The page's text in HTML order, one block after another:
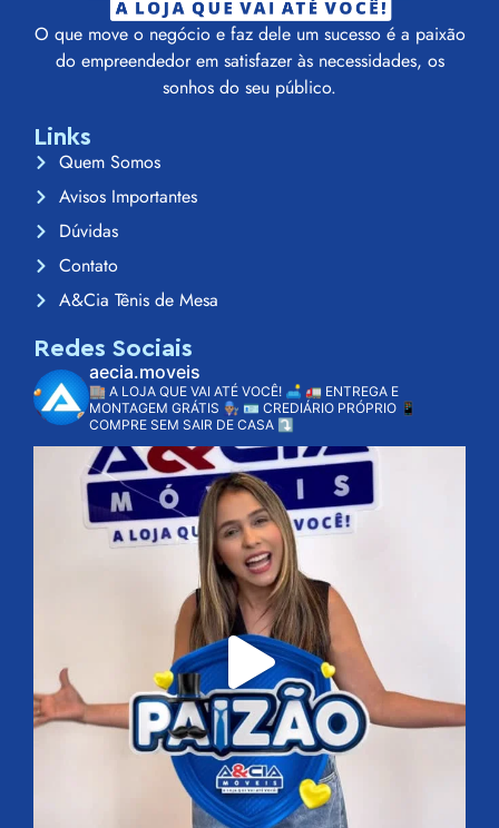
O que move o negócio e faz dele um sucesso é a paixão
do empreendedor em satisfazer às necessidades, os
sonhos do seu público.
Links
Quem Somos
Avisos Importantes
Dúvidas
Contato
A&Cia Tênis de Mesa
Redes Sociais
aecia.moveis
🏬 A LOJA QUE VAI ATÉ VOCÊ! 🛋️ 🚛 ENTREGA E
MONTAGEM GRÁTIS 👨🏽‍🔧 🪪 CREDIÁRIO PRÓPRIO 📱
COMPRE SEM SAIR DE CASA ⤵️